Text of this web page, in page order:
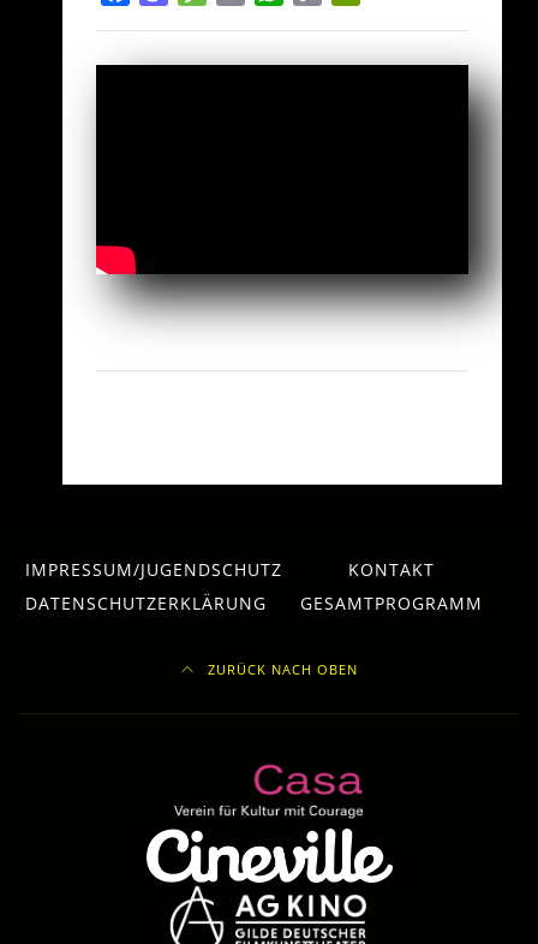
IMPRESSUM/JUGENDSCHUTZ
KONTAKT
DATENSCHUTZERKLÄRUNG
GESAMTPROGRAMM
ZURÜCK NACH OBEN